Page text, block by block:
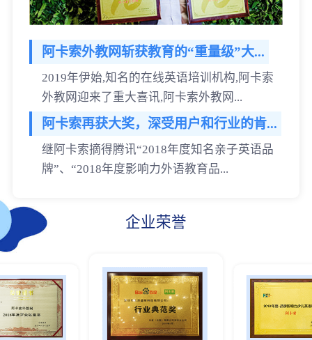
阿卡索外教网斩获教育的“重量级”大...
2019年伊始,知名的在线英语培训机构,阿卡索
外教网迎来了重大喜讯,阿卡索外教网...
阿卡索再获大奖，深受用户和行业的肯...
继阿卡索摘得腾讯“2018年度知名亲子英语品
牌”、“2018年度影响力外语教育品...
企业荣誉